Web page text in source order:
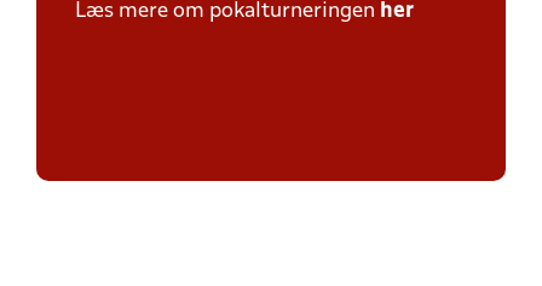
Læs mere om pokalturneringen her